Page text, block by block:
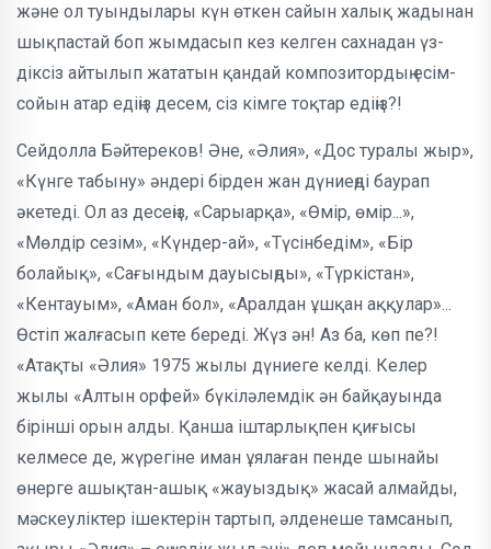
және ол туындылары күн өткен сайын халық жадынан
шықпастай боп жымдас­ып кез келген сахнадан үз­
діксіз айтылып жататын қандай ком­позитордың есім-
сойын атар едіңіз десем, сіз кімге тоқтар едіңіз?!
Сейдолла Бәйтереков! Әне, «Әлия», «Дос туралы жыр»,
«Күнге табыну» ән­дері бірден жан дүниеңді баурап
әкетеді. Ол аз десеңіз, «Сары­арқа», «Өмір, өмір...»,
«Мөлдір сезім», «Күндер-ай», «Түсін­бедім», «Бір
болайық», «Сағындым дауысыңды», «Түркістан»,
«Кентауым», «Аман бол», «Аралдан ұшқан аққулар»...
Өстіп жалғасып кете береді. Жүз ән! Аз ба, көп пе?!
«Атақты «Әлия» 1975 жылы дүниеге келді. Келер
жылы «Алтын ор­фей» бүкіләлемдік ән бай­қауында
бірін­ші орын алды. Қанша іштарлықпен қи­ғысы
келмесе де, жүрегіне иман ұялаған пенде шы­найы
өнерге ашықтан-ашық «жауыз­дық» жасай алмайды,
мәс­кеуліктер ішек­терін тартып, әлденеше там­санып,